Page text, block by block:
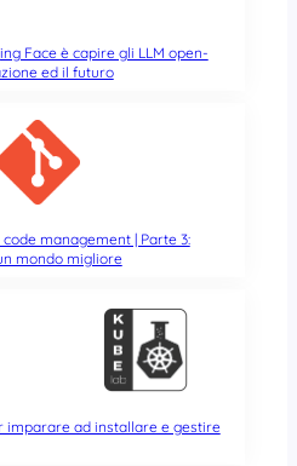
Face è capire gli LLM open-
ed il futuro
management | Parte 3:
mondo migliore
imparare ad installare e gestire